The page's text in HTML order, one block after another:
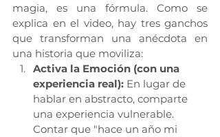
magia, es una fórmula. Como se
explica en el video, hay tres ganchos
que transforman una anécdota en
una historia que moviliza:
Activa la Emoción (con una
experiencia real): En lugar de
hablar en abstracto, comparte
una experiencia vulnerable.
Contar que "hace un año mi